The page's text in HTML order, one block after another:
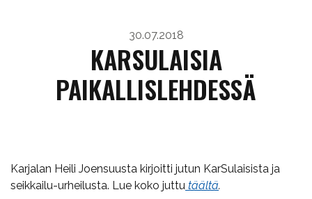
30.07.2018
KARSULAISIA
PAIKALLISLEHDESSÄ
Karjalan Heili Joensuusta kirjoitti jutun KarSulaisista ja
seikkailu-urheilusta. Lue koko juttu täältä.